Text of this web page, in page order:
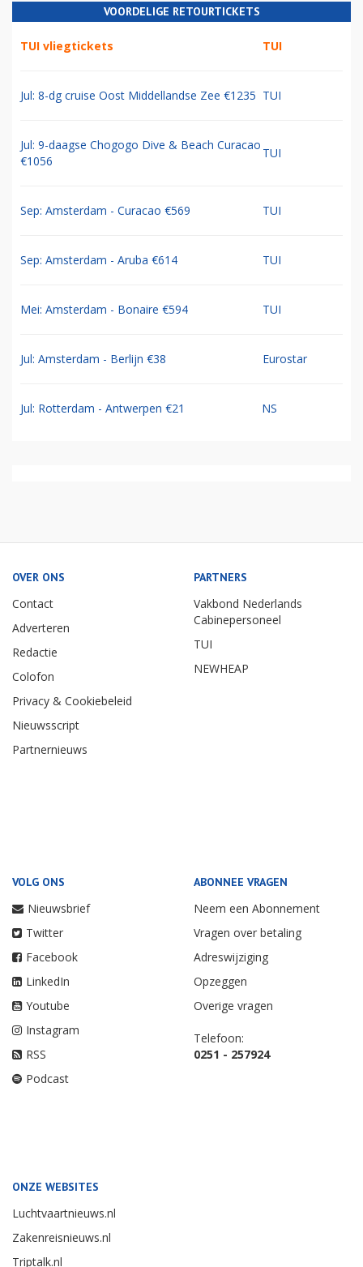
VOORDELIGE RETOURTICKETS
TUI vliegtickets TUI
Jul: 8-dg cruise Oost Middellandse Zee €1235 TUI
Jul: 9-daagse Chogogo Dive & Beach Curacao
€1056
TUI
Sep: Amsterdam - Curacao €569 TUI
Sep: Amsterdam - Aruba €614 TUI
Mei: Amsterdam - Bonaire €594 TUI
Jul: Amsterdam - Berlijn €38 Eurostar
Jul: Rotterdam - Antwerpen €21 NS
OVER ONS
Contact
Adverteren
Redactie
Colofon
Privacy & Cookiebeleid
Nieuwsscript
Partnernieuws
PARTNERS
Vakbond Nederlands
Cabinepersoneel
TUI
NEWHEAP
VOLG ONS
Nieuwsbrief
Twitter
Facebook
LinkedIn
Youtube
Instagram
RSS
Podcast
ABONNEE VRAGEN
Neem een Abonnement
Vragen over betaling
Adreswijziging
Opzeggen
Overige vragen
Telefoon:
0251 - 257924
ONZE WEBSITES
Luchtvaartnieuws.nl
Zakenreisnieuws.nl
Triptalk.nl